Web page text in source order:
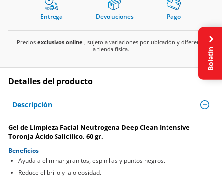
Entrega Devoluciones Pago
Precios exclusivos online , sujeto a variaciones por ubicación y diferente
a tienda física.
Detalles del producto
Descripción
Gel de Limpieza Facial Neutrogena Deep Clean Intensive
Toronja Ácido Salicílico, 60 gr.
Beneficios
Ayuda a eliminar granitos, espinillas y puntos negros.
Reduce el brillo y la oleosidad.
Boletín